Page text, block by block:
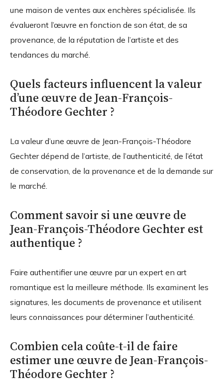
une maison de ventes aux enchères spécialisée. Ils
évalueront l’œuvre en fonction de son état, de sa
provenance, de la réputation de l’artiste et des
tendances du marché.
Quels facteurs influencent la valeur
d’une œuvre de Jean-François-
Théodore Gechter ?
La valeur d’une œuvre de Jean-François-Théodore
Gechter dépend de l’artiste, de l’authenticité, de l’état
de conservation, de la provenance et de la demande sur
le marché.
Comment savoir si une œuvre de
Jean-François-Théodore Gechter est
authentique ?
Faire authentifier une œuvre par un expert en art
romantique est la meilleure méthode. Ils examinent les
signatures, les documents de provenance et utilisent
leurs connaissances pour déterminer l’authenticité.
Combien cela coûte-t-il de faire
estimer une œuvre de Jean-François-
Théodore Gechter ?